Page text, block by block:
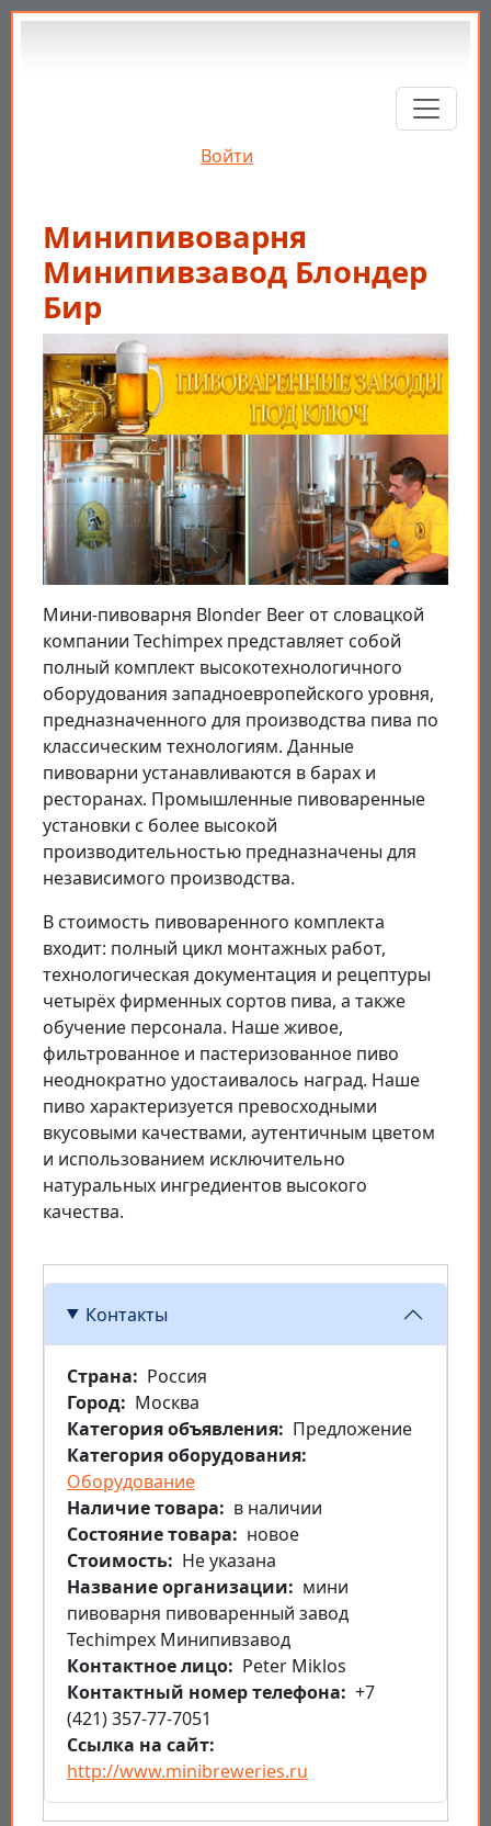
Перейти к основному содержанию
Войти
Минипивоварня
Минипивзавод Блондер
Бир
Мини-пивоварня Blonder Beer от словацкой
компании Techimpex представляет собой
полный комплект высокотехнологичного
оборудования западноевропейского уровня,
предназначенного для производства пива по
классическим технологиям. Данные
пивоварни устанавливаются в барах и
ресторанах. Промышленные пивоваренные
установки с более высокой
производительностью предназначены для
независимого производства.
В стоимость пивоваренного комплекта
входит: полный цикл монтажных работ,
технологическая документация и рецептуры
четырёх фирменных сортов пива, а также
обучение персонала. Наше живое,
фильтрованное и пастеризованное пиво
неоднократно удостаивалось наград. Наше
пиво характеризуется превосходными
вкусовыми качествами, аутентичным цветом
и использованием исключительно
натуральных ингредиентов высокого
качества.
Контакты
Страна
Россия
Город
Москва
Категория объявления
Предложение
Категория оборудования
Оборудование
Наличие товара
в наличии
Состояние товара
новое
Стоимость
Не указана
Название организации
мини
пивоварня пивоваренный завод
Techimpex Минипивзавод
Контактное лицо
Peter Miklos
Контактный номер телефона
+7
(421) 357-77-7051
Ссылка на сайт
http://www.minibreweries.ru